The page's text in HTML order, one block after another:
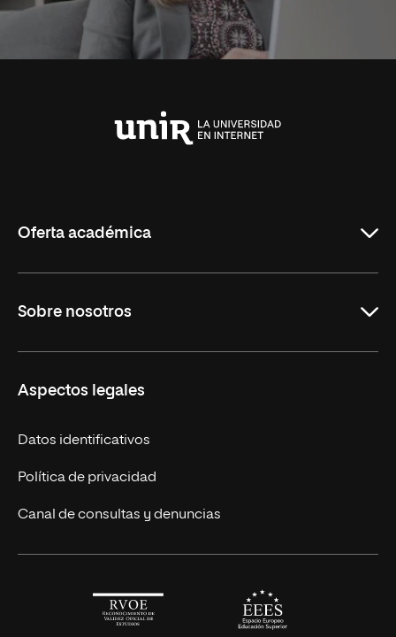
Oferta académica
Licenciaturas en línea
Másteres Europeos
Cursos Europeos
Títulos Americanos
Alianza Newman
Sobre nosotros
Nuestros alumnos
Únete a nosotros
Actualidad
Solicita información
Aspectos legales
Datos identificativos
Política de privacidad
Canal de consultas y denuncias